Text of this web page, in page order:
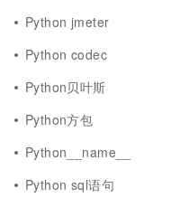
Python jmeter
Python codec
Python贝叶斯
Python方包
Python__name__
Python sql语句